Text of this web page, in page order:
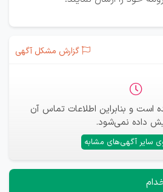
گزارش مشکل آگهی
و بنابراین اطلاعات تماس آن
داده نمی‌شود.
سایر آگهی‌های مشابه